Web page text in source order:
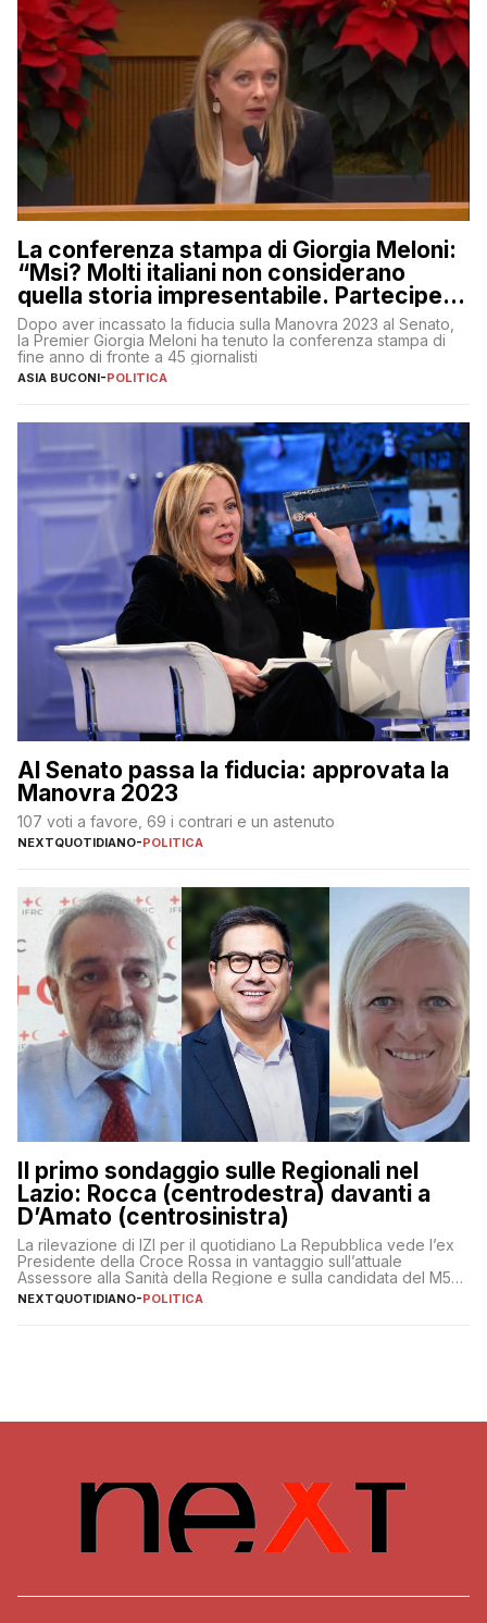
La conferenza stampa di Giorgia Meloni:
“Msi? Molti italiani non considerano
quella storia impresentabile. Parteciperò
al 25 aprile”
Dopo aver incassato la fiducia sulla Manovra 2023 al Senato,
la Premier Giorgia Meloni ha tenuto la conferenza stampa di
fine anno di fronte a 45 giornalisti
ASIA BUCONI-POLITICA
Al Senato passa la fiducia: approvata la
Manovra 2023
107 voti a favore, 69 i contrari e un astenuto
NEXTQUOTIDIANO-POLITICA
Il primo sondaggio sulle Regionali nel
Lazio: Rocca (centrodestra) davanti a
D’Amato (centrosinistra)
La rilevazione di IZI per il quotidiano La Repubblica vede l’ex
Presidente della Croce Rossa in vantaggio sull’attuale
Assessore alla Sanità della Regione e sulla candidata del M5S
Donatella Bianchi
NEXTQUOTIDIANO-POLITICA